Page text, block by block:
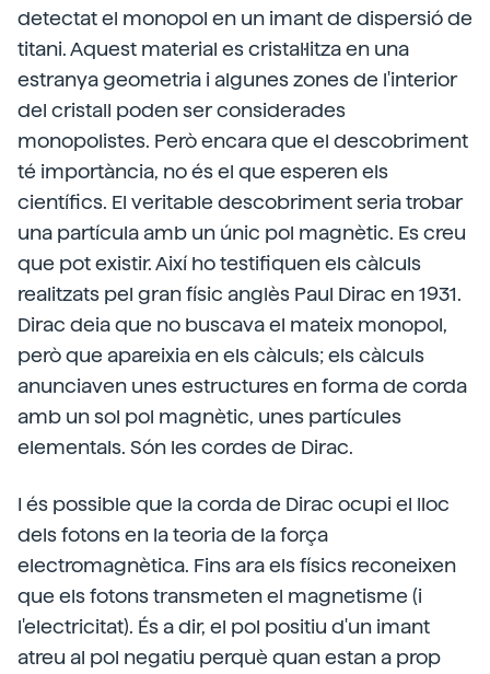
detectat el monopol en un imant de dispersió de
titani. Aquest material es cristal·litza en una
estranya geometria i algunes zones de l'interior
del cristall poden ser considerades
monopolistes. Però encara que el descobriment
té importància, no és el que esperen els
científics. El veritable descobriment seria trobar
una partícula amb un únic pol magnètic. Es creu
que pot existir. Així ho testifiquen els càlculs
realitzats pel gran físic anglès Paul Dirac en 1931.
Dirac deia que no buscava el mateix monopol,
però que apareixia en els càlculs; els càlculs
anunciaven unes estructures en forma de corda
amb un sol pol magnètic, unes partícules
elementals. Són les cordes de Dirac.
I és possible que la corda de Dirac ocupi el lloc
dels fotons en la teoria de la força
electromagnètica. Fins ara els físics reconeixen
que els fotons transmeten el magnetisme (i
l'electricitat). És a dir, el pol positiu d'un imant
atreu al pol negatiu perquè quan estan a prop